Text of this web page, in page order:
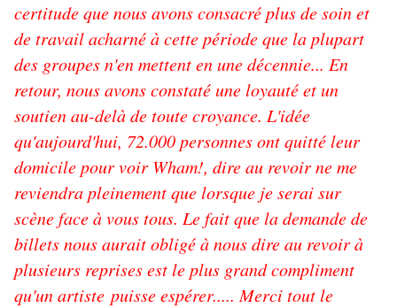
certitude que nous avons consacré plus de soin et
de travail acharné à cette période que la plupart
des groupes n'en mettent en une décennie... En
retour, nous avons constaté une loyauté et un
soutien au-delà de toute croyance. L'idée
qu'aujourd'hui, 72.000 personnes ont quitté leur
domicile pour voir Wham!, dire au revoir ne me
reviendra pleinement que lorsque je serai sur
scène face à vous tous. Le fait que la demande de
billets nous aurait obligé à nous dire au revoir à
plusieurs reprises est le plus grand compliment
qu'un artiste puisse espérer..... Merci tout le